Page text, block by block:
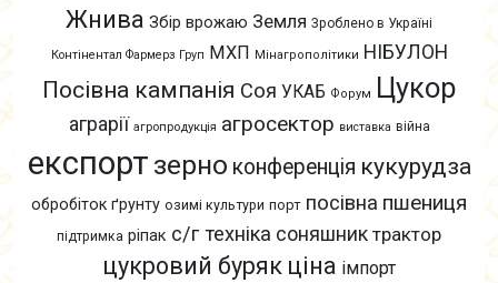
Жнива Збір врожаю Земля Зроблено в Україні
Контінентал Фармерз Груп МХП Мінагрополітики НІБУЛОН
Посівна кампанія Соя УКАБ Форум Цукор
аграрії агропродукція агросектор виставка війна
експорт зерно конференція кукурудза
обробіток ґрунту озимі культури порт посівна пшениця
підтримка ріпак с/г техніка соняшник трактор
цукровий буряк ціна імпорт